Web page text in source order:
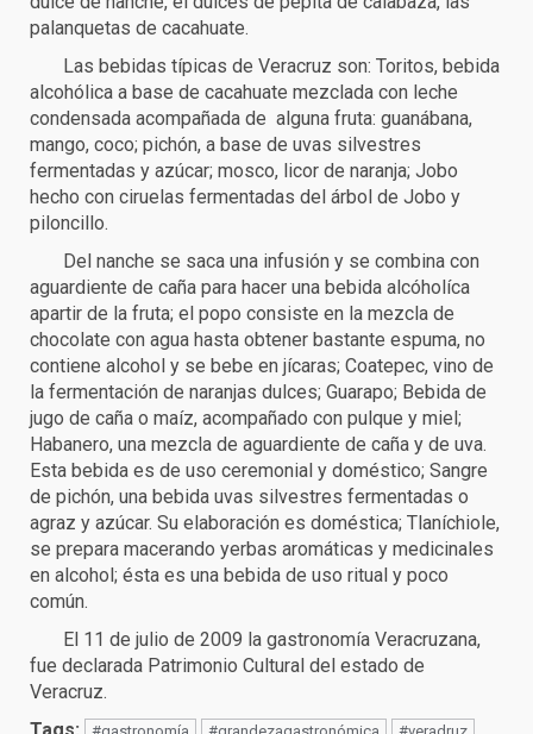
palanquetas de cacahuate.
Las bebidas típicas de Veracruz son: Toritos, bebida
alcohólica a base de cacahuate mezclada con leche
condensada acompañada de alguna fruta: guanábana,
mango, coco; pichón, a base de uvas silvestres
fermentadas y azúcar; mosco, licor de naranja; Jobo
hecho con ciruelas fermentadas del árbol de Jobo y
piloncillo.
Del nanche se saca una infusión y se combina con
aguardiente de caña para hacer una bebida alcóholíca
apartir de la fruta; el popo consiste en la mezcla de
chocolate con agua hasta obtener bastante espuma, no
contiene alcohol y se bebe en jícaras; Coatepec, vino de
la fermentación de naranjas dulces; Guarapo; Bebida de
jugo de caña o maíz, acompañado con pulque y miel;
Habanero, una mezcla de aguardiente de caña y de uva.
Esta bebida es de uso ceremonial y doméstico; Sangre
de pichón, una bebida uvas silvestres fermentadas o
agraz y azúcar. Su elaboración es doméstica; Tlaníchiole,
se prepara macerando yerbas aromáticas y medicinales
en alcohol; ésta es una bebida de uso ritual y poco
común.
El 11 de julio de 2009 la gastronomía Veracruzana,
fue declarada Patrimonio Cultural del estado de
Veracruz.